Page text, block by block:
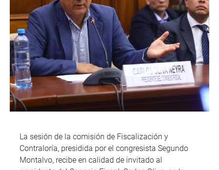
La sesión de la comisión de Fiscalización y
Contraloría, presidida por el congresista Segundo
Montalvo, recibe en calidad de invitado al